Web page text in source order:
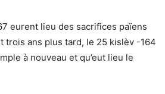
eurent lieu des sacrifices païens
trois ans plus tard, le 25 kislèv -164
à nouveau et qu’eut lieu le